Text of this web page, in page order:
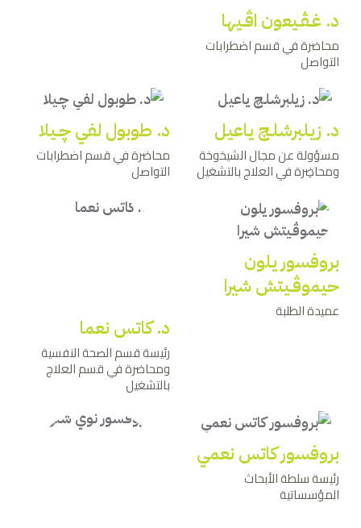
د. غـﭭـيعون اﭬـيها
محاضرة في قسم اضطرابات
التواصل
د. زيلبرشلـﭻ ياعيل
مسؤولة عن مجال الشيخوخة
ومحاضِرة في العلاج بالتشغيل
د. طوبول لفي ﭼـيلا
محاضرة في قسم اضطرابات
التواصل
بروفسور يلون
حيموﭬـيتش شيرا
عميدة الطلبة
د. كاتس نعما
رئيسة قسم الصحة النفسية
ومحاضرة في قسم العلاج
بالتشغيل
بروفسور كاتس نعمي
رئيسة سلطة الأبحاث
المؤسساتية